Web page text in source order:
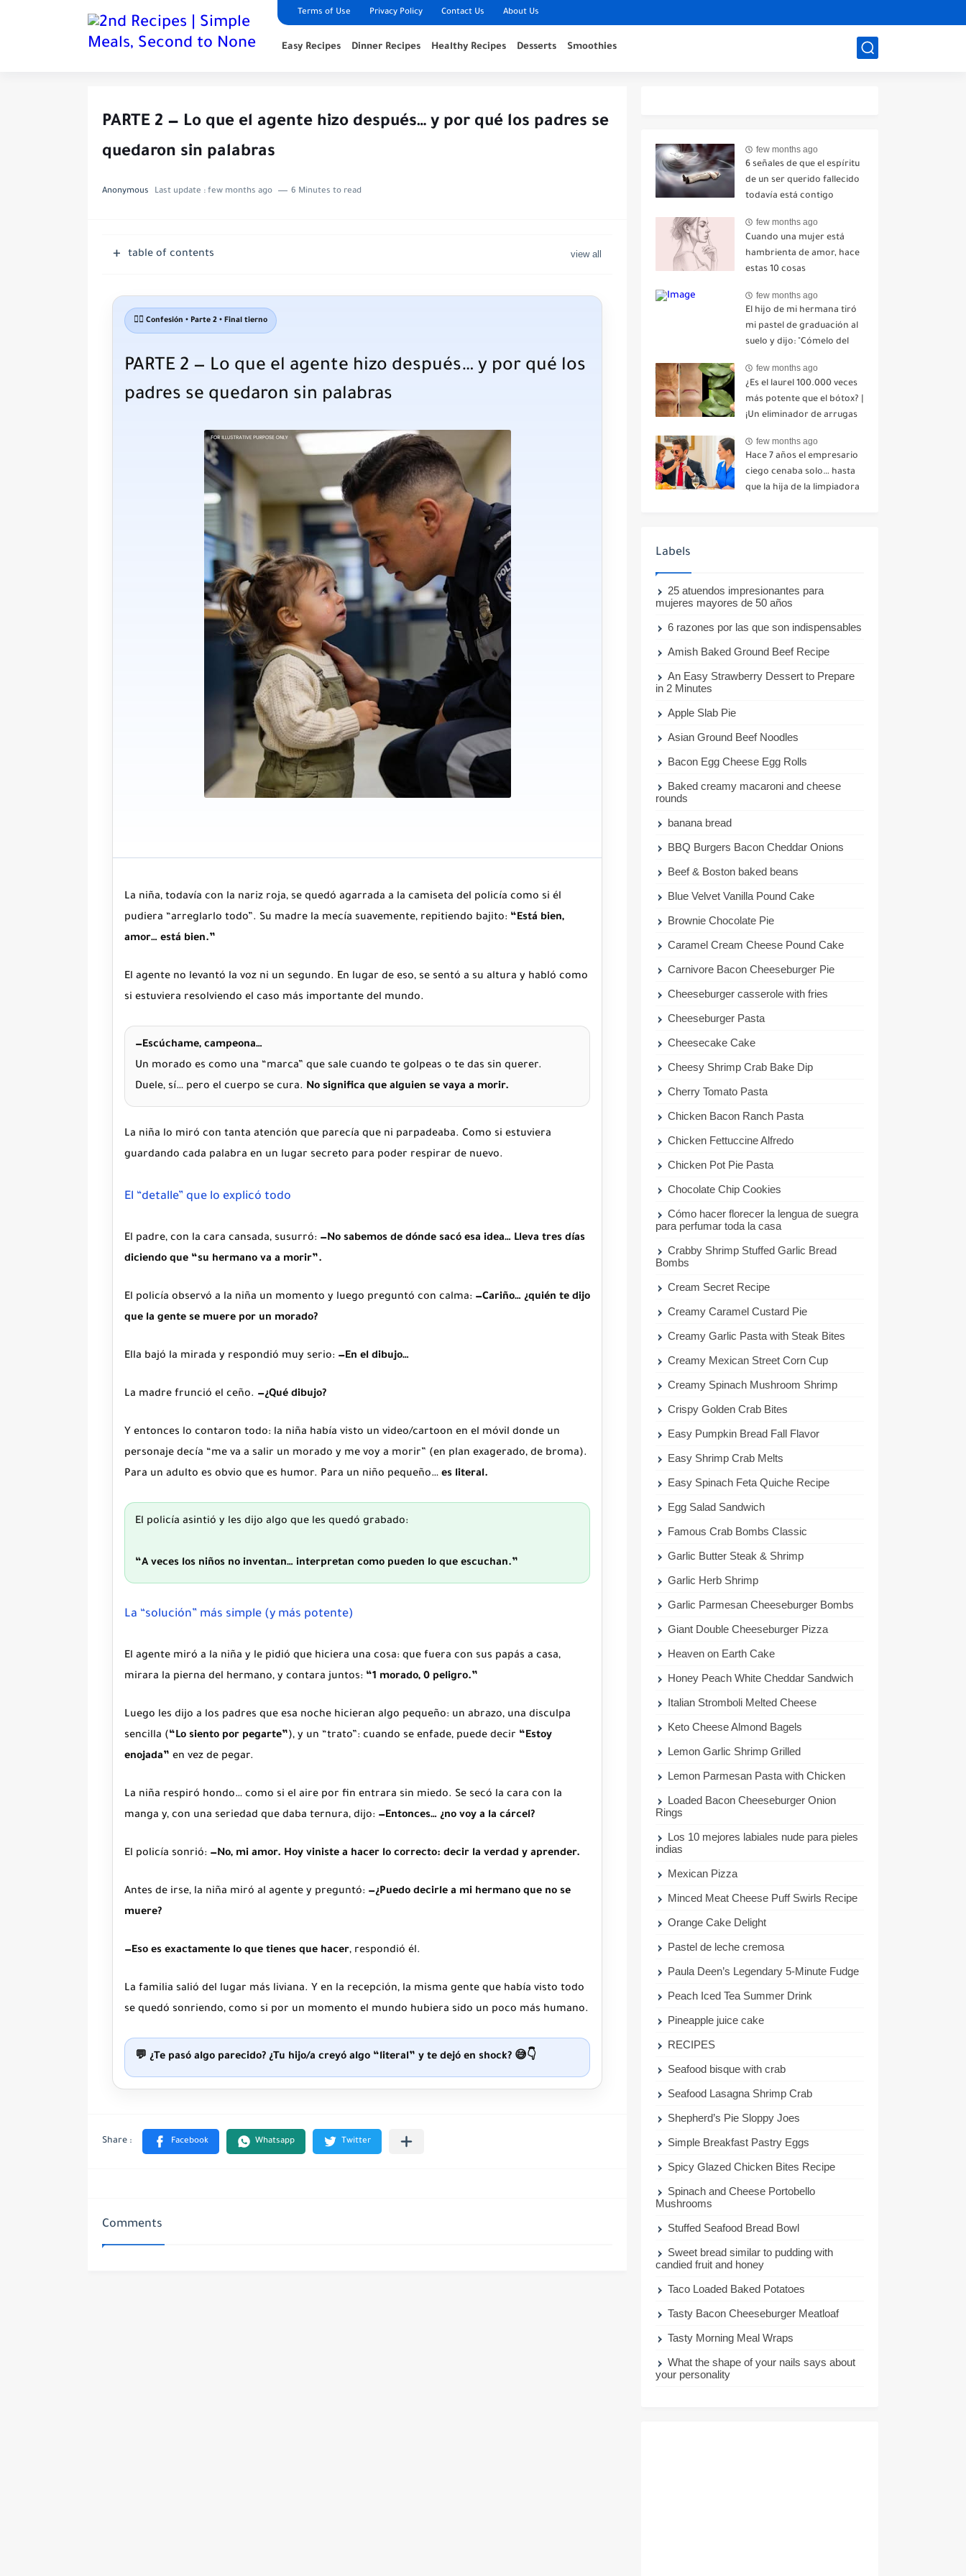
Terms of Use Privacy Policy Contact Us About Us
Easy Recipes Dinner Recipes Healthy Recipes Desserts Smoothies
PARTE 2 — Lo que el agente hizo después… y por qué los padres se
quedaron sin palabras
Anonymous Last update : few months ago 6 Minutes to read
table of contents
👮‍♂️ Confesión • Parte 2 • Final tierno
PARTE 2 — Lo que el agente hizo después… y por qué los
padres se quedaron sin palabras
La niña, todavía con la nariz roja, se quedó agarrada a la camiseta del policía como si él
pudiera “arreglarlo todo”. Su madre la mecía suavemente, repitiendo bajito: “Está bien,
amor… está bien.”
El agente no levantó la voz ni un segundo. En lugar de eso, se sentó a su altura y habló como
si estuviera resolviendo el caso más importante del mundo.
—Escúchame, campeona…
Un morado es como una “marca” que sale cuando te golpeas o te das sin querer.
Duele, sí… pero el cuerpo se cura. No significa que alguien se vaya a morir.
La niña lo miró con tanta atención que parecía que ni parpadeaba. Como si estuviera
guardando cada palabra en un lugar secreto para poder respirar de nuevo.
El “detalle” que lo explicó todo
El padre, con la cara cansada, susurró: —No sabemos de dónde sacó esa idea… Lleva tres días
diciendo que “su hermano va a morir”.
El policía observó a la niña un momento y luego preguntó con calma: —Cariño… ¿quién te dijo
que la gente se muere por un morado?
Ella bajó la mirada y respondió muy serio: —En el dibujo…
La madre frunció el ceño. —¿Qué dibujo?
Y entonces lo contaron todo: la niña había visto un video/cartoon en el móvil donde un
personaje decía “me va a salir un morado y me voy a morir” (en plan exagerado, de broma).
Para un adulto es obvio que es humor. Para un niño pequeño… es literal.
El policía asintió y les dijo algo que les quedó grabado:
“A veces los niños no inventan… interpretan como pueden lo que escuchan.”
La “solución” más simple (y más potente)
El agente miró a la niña y le pidió que hiciera una cosa: que fuera con sus papás a casa,
mirara la pierna del hermano, y contara juntos: “1 morado, 0 peligro.”
Luego les dijo a los padres que esa noche hicieran algo pequeño: un abrazo, una disculpa
sencilla (“Lo siento por pegarte”), y un “trato”: cuando se enfade, puede decir “Estoy
enojada” en vez de pegar.
La niña respiró hondo… como si el aire por fin entrara sin miedo. Se secó la cara con la
manga y, con una seriedad que daba ternura, dijo: —Entonces… ¿no voy a la cárcel?
El policía sonrió: —No, mi amor. Hoy viniste a hacer lo correcto: decir la verdad y aprender.
Antes de irse, la niña miró al agente y preguntó: —¿Puedo decirle a mi hermano que no se
muere?
—Eso es exactamente lo que tienes que hacer, respondió él.
La familia salió del lugar más liviana. Y en la recepción, la misma gente que había visto todo
se quedó sonriendo, como si por un momento el mundo hubiera sido un poco más humano.
💬 ¿Te pasó algo parecido? ¿Tu hijo/a creyó algo “literal” y te dejó en shock? 😅👇
Comments
few months ago
6 señales de que el espíritu
de un ser querido fallecido
todavía está contigo
few months ago
Cuando una mujer está
hambrienta de amor, hace
estas 10 cosas
few months ago
El hijo de mi hermana tiró
mi pastel de graduación al
suelo y dijo: "Cómelo del
echó a reír. No dije ni una
palabra. Esa misma noche,
mi madre me envió un
mensaje: "Hemos decidido
cortar todo contacto.
Aléjate para siempre"-nhuy
few months ago
¿Es el laurel 100.000 veces
más potente que el bótox? |
¡Un eliminador de arrugas
años!
few months ago
Hace 7 años el empresario
ciego cenaba solo… hasta
que la hija de la limpiadora
Labels
25 atuendos impresionantes para
mujeres mayores de 50 años
6 razones por las que son indispensables
Amish Baked Ground Beef Recipe
An Easy Strawberry Dessert to Prepare
in 2 Minutes
Apple Slab Pie
Asian Ground Beef Noodles
Bacon Egg Cheese Egg Rolls
Baked creamy macaroni and cheese
rounds
banana bread
BBQ Burgers Bacon Cheddar Onions
Beef & Boston baked beans
Blue Velvet Vanilla Pound Cake
Brownie Chocolate Pie
Caramel Cream Cheese Pound Cake
Carnivore Bacon Cheeseburger Pie
Cheeseburger casserole with fries
Cheeseburger Pasta
Cheesecake Cake
Cheesy Shrimp Crab Bake Dip
Cherry Tomato Pasta
Chicken Bacon Ranch Pasta
Chicken Fettuccine Alfredo
Chicken Pot Pie Pasta
Chocolate Chip Cookies
Cómo hacer florecer la lengua de suegra
para perfumar toda la casa
Crabby Shrimp Stuffed Garlic Bread
Bombs
Cream Secret Recipe
Creamy Caramel Custard Pie
Creamy Garlic Pasta with Steak Bites
Creamy Mexican Street Corn Cup
Creamy Spinach Mushroom Shrimp
Crispy Golden Crab Bites
Easy Pumpkin Bread Fall Flavor
Easy Shrimp Crab Melts
Easy Spinach Feta Quiche Recipe
Egg Salad Sandwich
Famous Crab Bombs Classic
Garlic Butter Steak & Shrimp
Garlic Herb Shrimp
Garlic Parmesan Cheeseburger Bombs
Giant Double Cheeseburger Pizza
Heaven on Earth Cake
Honey Peach White Cheddar Sandwich
Italian Stromboli Melted Cheese
Keto Cheese Almond Bagels
Lemon Garlic Shrimp Grilled
Lemon Parmesan Pasta with Chicken
Loaded Bacon Cheeseburger Onion
Rings
Los 10 mejores labiales nude para pieles
indias
Mexican Pizza
Minced Meat Cheese Puff Swirls Recipe
Orange Cake Delight
Pastel de leche cremosa
Paula Deen’s Legendary 5-Minute Fudge
Peach Iced Tea Summer Drink
Pineapple juice cake
RECIPES
Seafood bisque with crab
Seafood Lasagna Shrimp Crab
Shepherd’s Pie Sloppy Joes
Simple Breakfast Pastry Eggs
Spicy Glazed Chicken Bites Recipe
Spinach and Cheese Portobello
Mushrooms
Stuffed Seafood Bread Bowl
Sweet bread similar to pudding with
candied fruit and honey
Taco Loaded Baked Potatoes
Tasty Bacon Cheeseburger Meatloaf
Tasty Morning Meal Wraps
What the shape of your nails says about
your personality